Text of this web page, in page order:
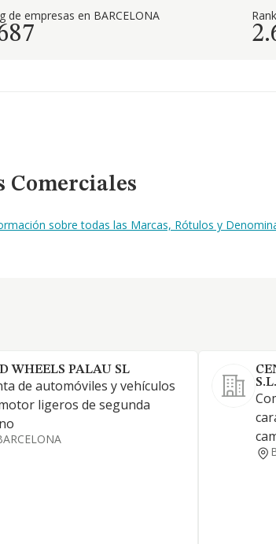
de empresas en BARCELONA
Comerciales
sobre todas las Marcas, Rótulos y
WHEELS PALAU SL
de automóviles y vehículos
ligeros de segunda
S.L.